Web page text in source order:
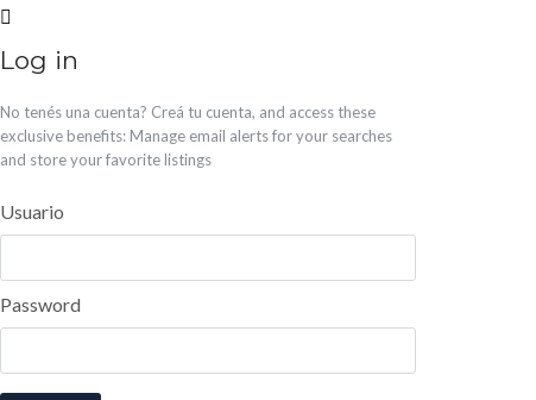
Log in
No tenés una cuenta? Creá tu cuenta, and access these
exclusive benefits: Manage email alerts for your searches
and store your favorite listings
Usuario
Password